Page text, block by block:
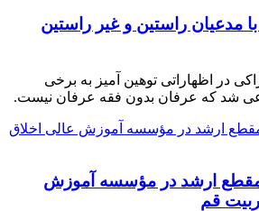
مدعیان راستین و غیر راستین
در اظهاراتی توهین آمیز به برخی
شد که عرفان بدون فقه عرفان نیست.
مقطع ارشد در مؤسسه آموزش
قم